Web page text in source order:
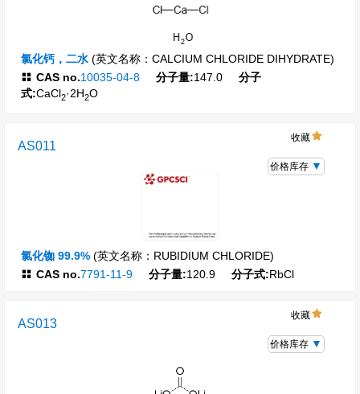
氯化钙，二水 (英文名称：CALCIUM CHLORIDE DIHYDRATE)
CAS no.10035-04-8 分子量:147.0
分子
式:CaCl2·2H2O
AS011
氯化铷 99.9% (英文名称：RUBIDIUM CHLORIDE)
CAS no.7791-11-9 分子量:120.9 分子式:RbCl
收藏
价格库存
AS013
收藏
价格库存